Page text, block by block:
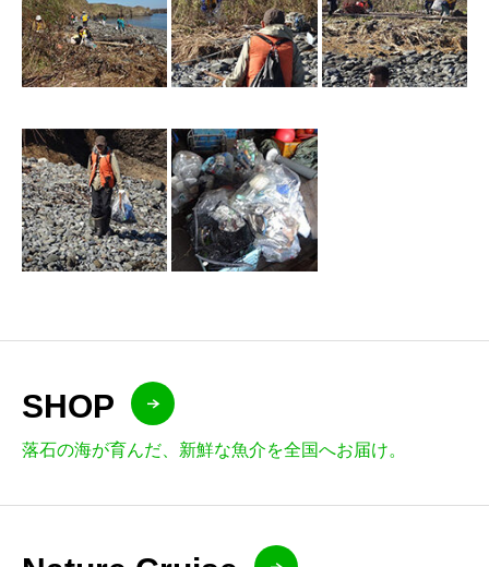
SHOP
落石の海が育んだ、新鮮な魚介を全国へお届け。